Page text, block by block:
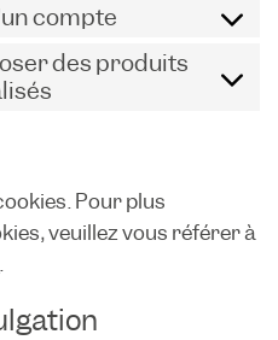
compte
des produits
Pour plus
veuillez vous référer à
.